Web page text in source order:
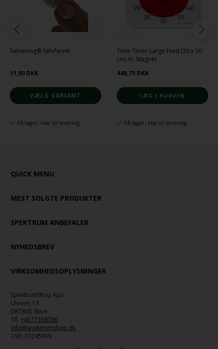
Sansering® Sølvfarvet
11,00 DKK
VÆLG VARIANT
På lager, klar til levering
Time Timer Large Hvid (30 x 30
cm) m. Magnet
448,75 DKK
På lager, klar til levering
QUICK MENU
MEST SOLGTE PRODUKTER
SPEKTRUM ANBEFALER
NYHEDSBREV
VIRKSOMHEDSOPLYSNINGER
SpektrumShop ApS
Ulvevej 13
DK7800 Skive
Tlf. +4577358786
info@spektrumshop.dk
CVR: 37245909